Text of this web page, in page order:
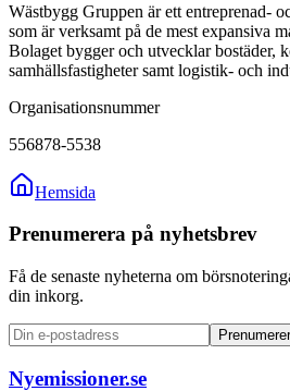
Wästbygg Gruppen är ett entreprenad-
som är verksamt på de mest expansiva
Bolaget bygger och utvecklar bostäder,
samhällsfastigheter samt logistik- och
Organisationsnummer
556878-5538
Hemsida
Prenumerera på nyhetsbrev
Få de senaste nyheterna om
din inkorg.
Nyemissioner.se